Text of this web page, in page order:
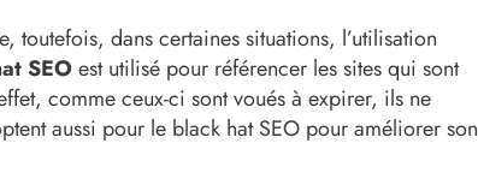
toutefois, dans certaines situations, l’utilisation
SEOest utilisé pour référencer les sites qui sont
comme ceux-ci sont voués à expirer, ils ne
aussi pour le black hat SEO pour améliorer son